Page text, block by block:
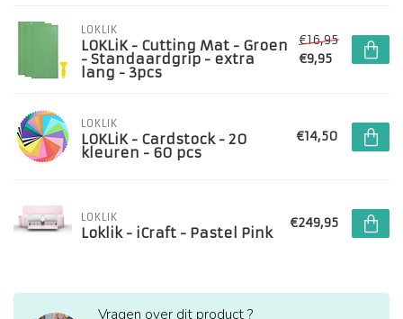
LOKLIK
LOKLiK - Cutting Mat - Groen
- Standaardgrip - extra
lang - 3pcs
€16,95
€9,95
LOKLIK
LOKLiK - Cardstock - 20
kleuren - 60 pcs
€14,50
LOKLIK
Loklik - iCraft - Pastel Pink
€249,95
Vragen over dit product ?